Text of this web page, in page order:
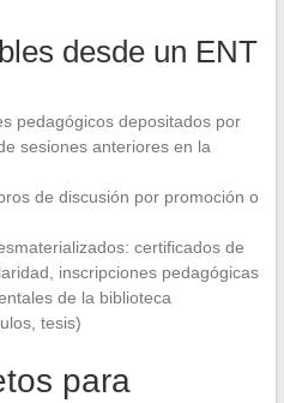
desde un ENT
pedagógicos depositados por
sesiones anteriores en la
de discusión por promoción o
certificados de
inscripciones pedagógicas
de la biblioteca
tesis)
para